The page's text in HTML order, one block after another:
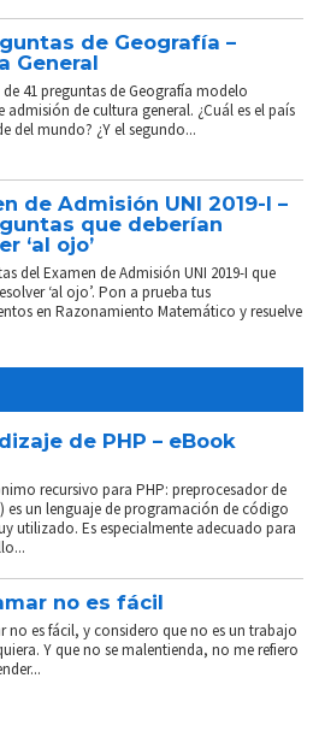
de Geografía –
General
41 preguntas de Geografía modelo
admisión de cultura general. ¿Cuál es el país
del mundo? ¿Y el segundo...
de Admisión UNI 2019-I –
que deberían
‘al ojo’
del Examen de Admisión UNI 2019-I que
‘al ojo’. Pon a prueba tus
en Razonamiento Matemático y resuelve
de PHP – eBook
recursivo para PHP: preprocesador de
es un lenguaje de programación de código
utilizado. Es especialmente adecuado para
no es fácil
no es fácil, y considero que no es un trabajo
Y que no se malentienda, no me refiero